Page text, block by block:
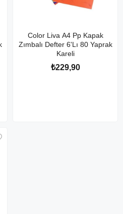
Color Liva A4 Pp Kapak
Zımbalı Defter 6'Lı 80 Yaprak
Kareli
₺229,90